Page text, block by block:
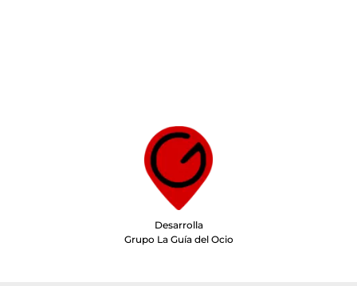
Desarrolla
Grupo La Guía del Ocio